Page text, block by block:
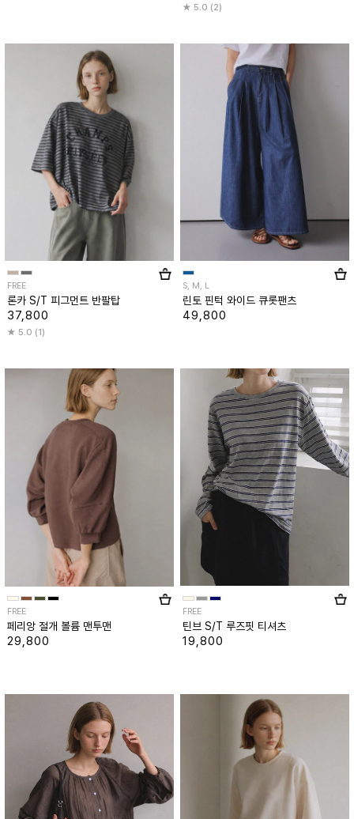
5.0 (2)
FREE
론카 S/T 피그먼트 반팔탑
37,800
5.0 (1)
S, M, L
린토 핀턱 와이드 큐롯팬츠
49,800
FREE
페리앙 절개 볼륨 맨투맨
29,800
FREE
틴브 S/T 루즈핏 티셔츠
19,800